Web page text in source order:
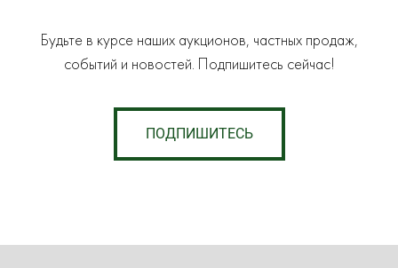
Будьте в курсе наших аукционов, частных продаж,
событий и новостей. Подпишитесь сейчас!
ПОДПИШИТЕСЬ